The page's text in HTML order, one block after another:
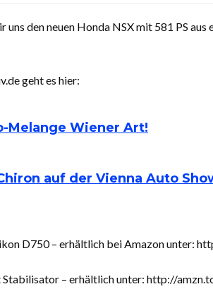
den neuen Honda NSX mit 581 PS
geht es hier:
Melange Wiener Art!
auf der Vienna Auto
D750 – erhältlich bei Amazon unter:
– erhältlich unter: http://